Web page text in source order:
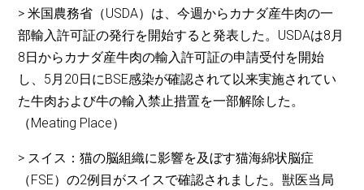
> 米国農務省（USDA）は、今週からカナダ産牛肉の一
部輸入許可証の発行を開始すると発表した。USDAは8月
8日からカナダ産牛肉の輸入許可証の申請受付を開始
し、5月20日にBSE感染が確認されて以来実施されてい
た牛肉および牛の輸入禁止措置を一部解除した。
（Meating Place）
> スイス：猫の脳組織に影響を及ぼす猫海綿状脳症
（FSE）の2例目がスイスで確認されました。獣医当局